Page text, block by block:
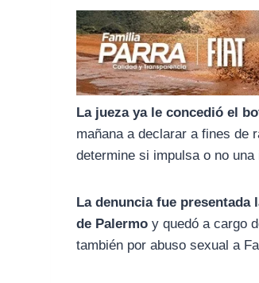
La jueza ya le concedió el
mañana a declarar a fines de
determine si impulsa o no
La denuncia fue presentada
de Palermo y quedó a cargo
también por abuso sexual a